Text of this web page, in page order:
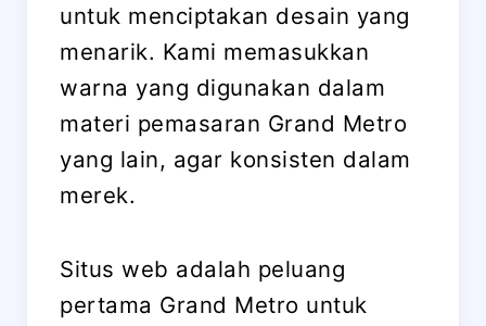
untuk menciptakan desain yang
menarik. Kami memasukkan
warna yang digunakan dalam
materi pemasaran Grand Metro
yang lain, agar konsisten dalam
merek.
Situs web adalah peluang
pertama Grand Metro untuk